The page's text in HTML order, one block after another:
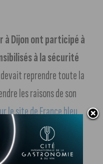
à Dijon ont participé à
à la sécurité
reprendre toute la
les raisons de son
le site de France bleu